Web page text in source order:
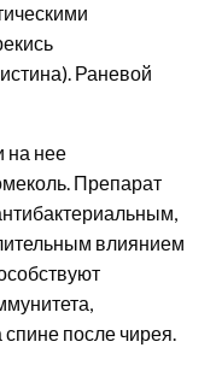
Раневой
на нее
Препарат
влиянием
после чирея.